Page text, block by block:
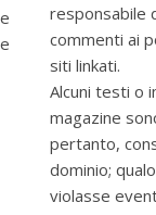
responsabile
commenti ai
siti linkati.
Alcuni testi o
magazine
pertanto,
dominio;
violasse